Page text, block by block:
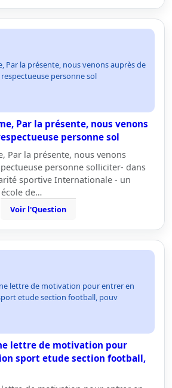
Par la présente, nous venons auprès de
personne sol
Par la présente, nous venons
personne sol
Par la présente, nous venons
personne solliciter- dans
sportive Internationale - un
de…
Voir l'Question
lettre de motivation pour entrer en
etude section football, pouv
lettre de motivation pour
sport etude section football,